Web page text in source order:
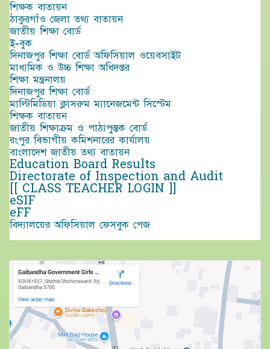
শিক্ষক বাতায়ন
ঠাকুরগাঁও জেলা তথ্য বাতায়ন
জাতীয় শিক্ষা বোর্ড
ই-বুক
দিনাজপুর শিক্ষা বোর্ড অফিসিয়াল ওয়েবসাইট
মাধ্যমিক ও উচ্চ শিক্ষা অধিদপ্তর
শিক্ষা মন্ত্রনালয়
দিনাজপুর শিক্ষা বোর্ড
মাল্টিমিডিয়া ক্লাসরুম ম্যানেজমেন্ট সিস্টেম
শিক্ষক বাতায়ন
জাতীয় শিক্ষাক্রম ও পাঠ্যপুস্তক বোর্ড
রংপুর বিভাগীয় কমিশনারের কার্যালয়
বাংলাদেশ জাতীয় তথ্য বাতায়ন
Education Board Results
Directorate of Inspection and Audit
[[ CLASS TEACHER LOGIN ]]
eSIF
eFF
বিদ্যালয়ের অফিসিয়াল ফেসবুক পেজ